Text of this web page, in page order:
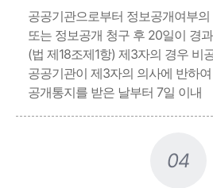
공공기관으로부터 정보공개여부
또는 정보공개 청구 후 20일이 경
(법 제18조제1항) 제3자의 경우 비
공공기관이 제3자의 의사에 반하
공개통지를 받은 날부터 7일 이내
04